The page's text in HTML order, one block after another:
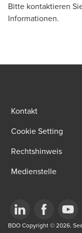
Bitte kontaktieren
Informationen.
Dominic Müller
Rechtsanwalt,
Mitglied der
Kontakt
Cookie Setting
Rechtshinweis
Medienstelle
Opens in a new
Opens in aOpens
BDO Copyright © 2026.